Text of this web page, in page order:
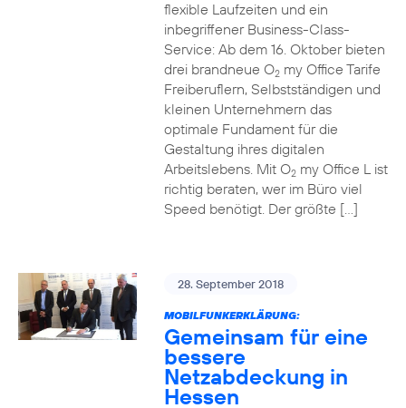
flexible Laufzeiten und ein
inbegriffener Business-Class-
Service: Ab dem 16. Oktober bieten
drei brandneue O2my Office Tarife
Freiberuflern, Selbstständigen und
kleinen Unternehmern das
optimale Fundament für die
Gestaltung ihres digitalen
Arbeitslebens. Mit O2my Office L ist
richtig beraten, wer im Büro viel
Speed benötigt. Der größte […]
28. September 2018
MOBILFUNKERKLÄRUNG:
Gemeinsam für eine
bessere
Netzabdeckung in
Hessen